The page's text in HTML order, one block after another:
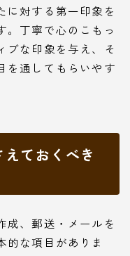
に対する第一印象を
。丁寧で心のこもっ
ブな印象を与え、そ
を通してもらいやす
ておくべき
成、郵送・メールを
的な項目がありま